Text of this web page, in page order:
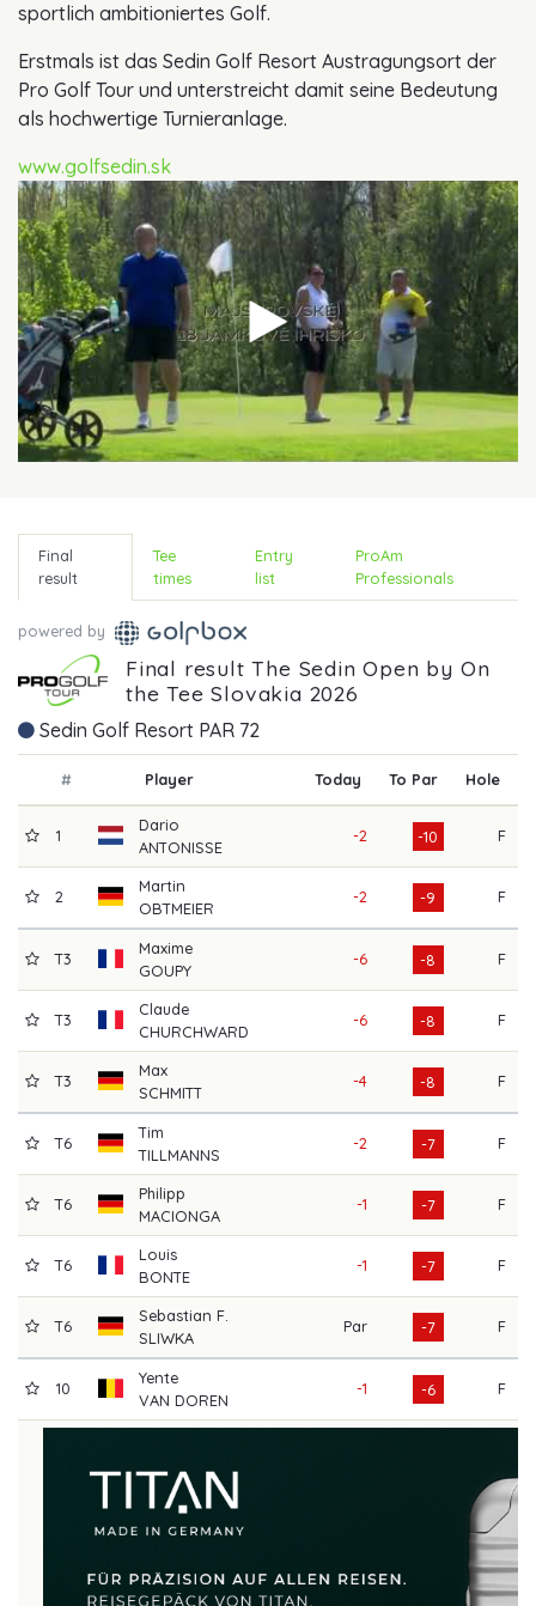
sportlich ambitioniertes Golf.
Erstmals ist das Sedin Golf Resort Austragungsort der
Pro Golf Tour und unterstreicht damit seine Bedeutung
als hochwertige Turnieranlage.
www.golfsedin.sk
Final
result
Tee
times
Entry
list
ProAm
Professionals
powered by
Final result The Sedin Open by On
the Tee Slovakia 2026
Sedin Golf Resort PAR 72
# Player Today To Par Hole
1
Dario
ANTONISSE
-2 -10 F
2
Martin
OBTMEIER
-2 -9 F
T3
Maxime
GOUPY
-6 -8 F
T3
Claude
CHURCHWARD
-6 -8 F
T3
Max
SCHMITT
-4 -8 F
T6
Tim
TILLMANNS
-2 -7 F
T6
Philipp
MACIONGA
-1 -7 F
T6
Louis
BONTE
-1 -7 F
T6
Sebastian F.
SLIWKA
Par -7 F
10
Yente
VAN DOREN
-1 -6 F